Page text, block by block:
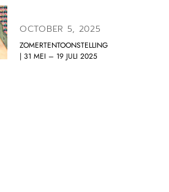
OCTOBER 5, 2025
ZOMERTENTOONSTELLING
| 31 MEI – 19 JULI 2025